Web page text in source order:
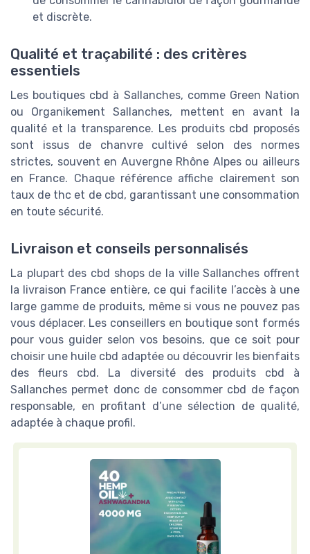
et discrète.
Qualité et traçabilité : des critères
essentiels
Les boutiques cbd à Sallanches, comme Green Nation
ou Organikement Sallanches, mettent en avant la
qualité et la transparence. Les produits cbd proposés
sont issus de chanvre cultivé selon des normes
strictes, souvent en Auvergne Rhône Alpes ou ailleurs
en France. Chaque référence affiche clairement son
taux de thc et de cbd, garantissant une consommation
en toute sécurité.
Livraison et conseils personnalisés
La plupart des cbd shops de la ville Sallanches offrent
la livraison France entière, ce qui facilite l’accès à une
large gamme de produits, même si vous ne pouvez pas
vous déplacer. Les conseillers en boutique sont formés
pour vous guider selon vos besoins, que ce soit pour
choisir une huile cbd adaptée ou découvrir les bienfaits
des fleurs cbd. La diversité des produits cbd à
Sallanches permet donc de consommer cbd de façon
responsable, en profitant d’une sélection de qualité,
adaptée à chaque profil.